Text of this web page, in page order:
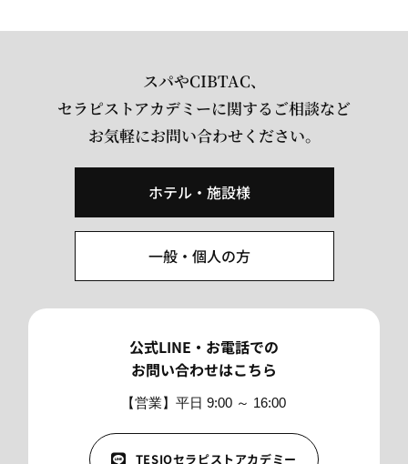
スパやCIBTAC、
セラピストアカデミーに関するご相談など
お気軽にお問い合わせください。
ホテル・施設様
一般・個人の方
公式LINE・お電話での
お問い合わせはこちら
【営業】平日 9:00 ～ 16:00
 TESIOセラピストアカデミー